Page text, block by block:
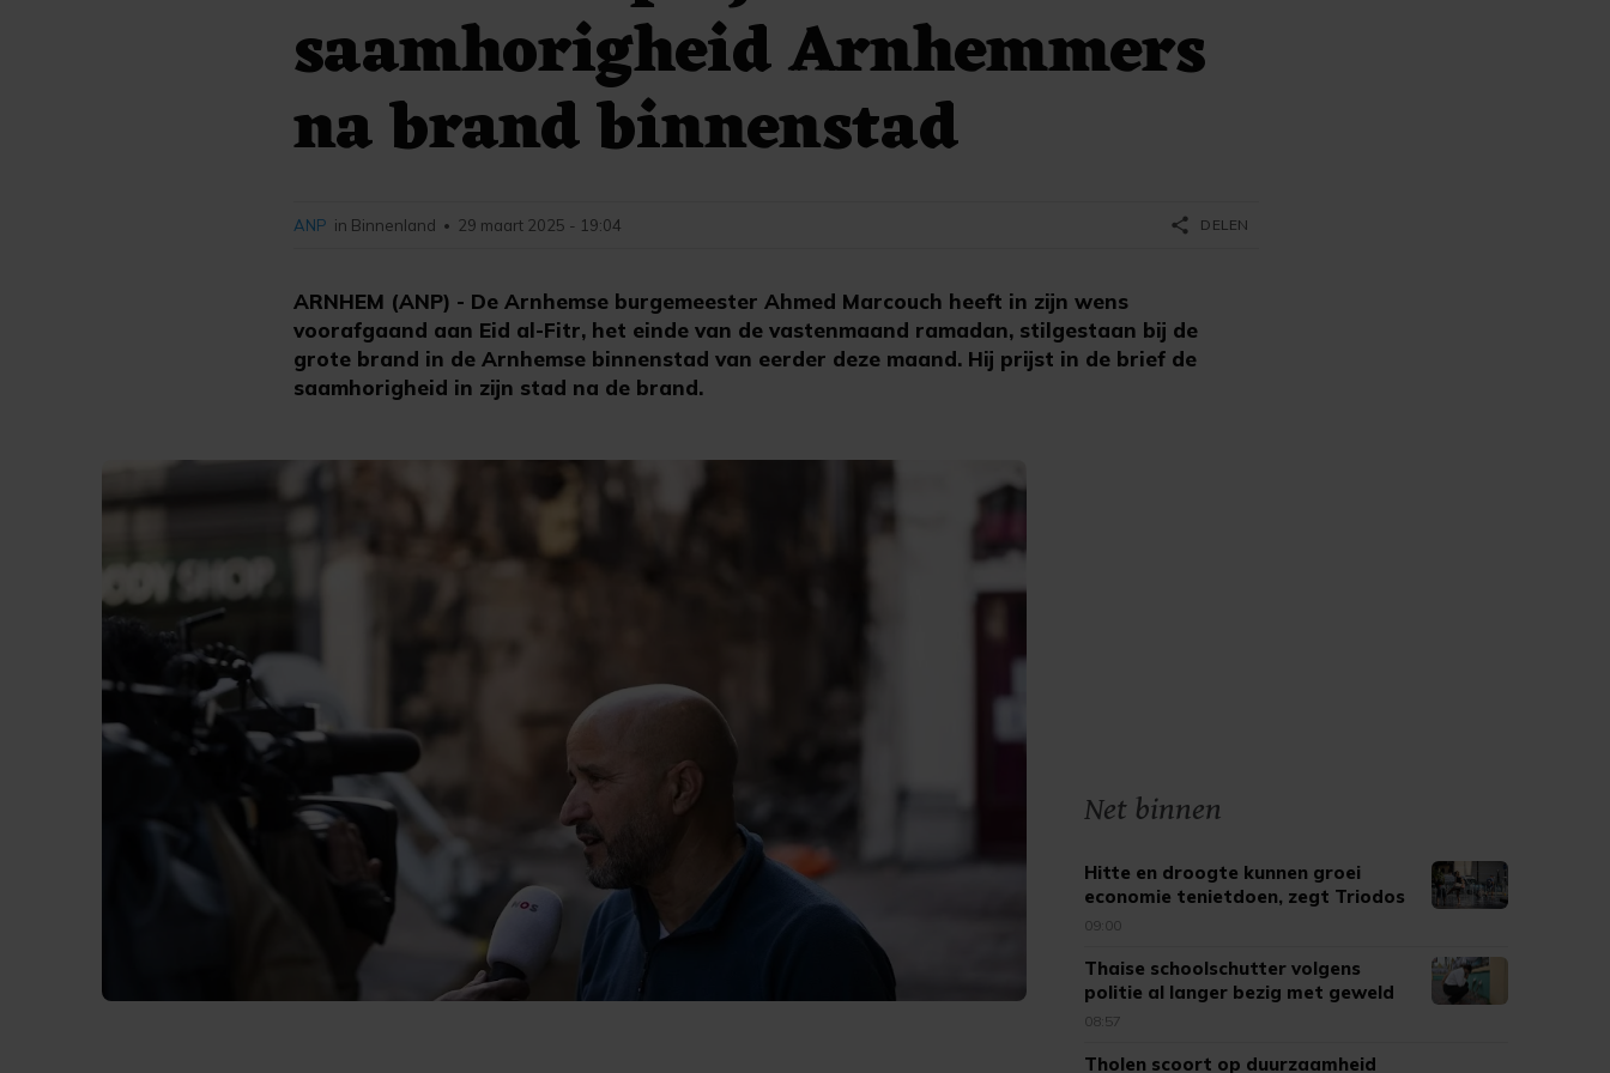
saamhorigheid Arnhemmers
na brand binnenstad
ARNHEM (ANP) - De Arnhemse burgemeester Ahmed Marcouch heeft in zijn wens
voorafgaand aan Eid al-Fitr, het einde van de vastenmaand ramadan, stilgestaan bij de
grote brand in de Arnhemse binnenstad van eerder deze maand. Hij prijst in de brief de
saamhorigheid in zijn stad na de brand.
ANP in Binnenland • 29 maart 2025 - 19:04 share DELEN
Net binnen
Hitte en droogte kunnen groei
economie tenietdoen, zegt Triodos
09:00
Thaise schoolschutter volgens
politie al langer bezig met geweld
08:57
Tholen scoort op duurzaamheid